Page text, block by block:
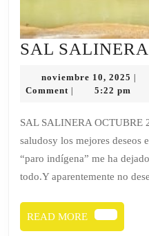
SAL SALINERA
noviembre 10, 2025
Comment
5:22 pm
SAL SALINERA OCTUBRE 2025Amigos, amigas, un cordial
saludosy los mejores deseos
“paro indígena” me ha
todo.Y aparentemente no
READ MORE
READ
MORE